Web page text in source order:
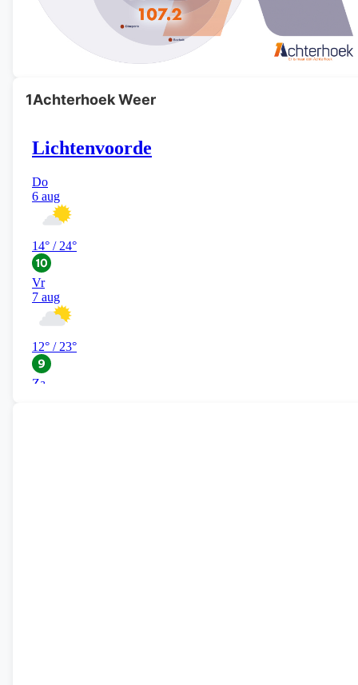
1Achterhoek Weer